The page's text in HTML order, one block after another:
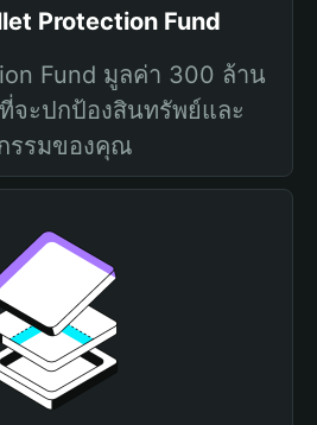
Protection Fund
Fund มูลค่า 300 ล้าน
จะปกป้องสินทรัพย์และ
รรมของคุณ